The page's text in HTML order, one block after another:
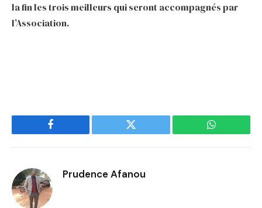
la fin les trois meilleurs qui seront accompagnés par
l’Association.
Facebook Twitter WhatsApp
Prudence Afanou